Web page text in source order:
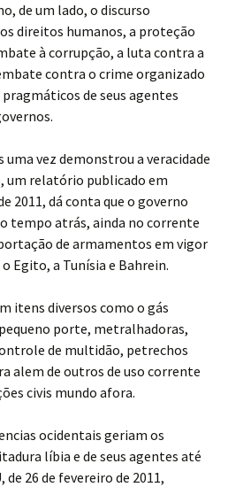
de um lado, o discurso
direitos humanos, a proteção
à corrupção, a luta contra a
contra o crime organizado
de seus agentes
uma vez demonstrou a veracidade
um relatório publicado em
2011, dá conta que o governo
tempo atrás, ainda no corrente
de armamentos em vigor
Egito, a Tunísia e Bahrein.
itens diversos como o gás
porte, metralhadoras,
de multidão, petrechos
alem de outros de uso corrente
civis mundo afora.
ocidentais geriam os
líbia e de seus agentes até
de 26 de fevereiro de 2011,